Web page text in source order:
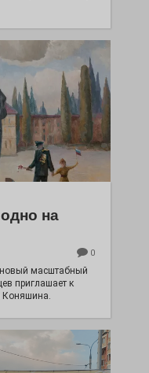
на
0
новый масштабный
приглашает к
Коняшина.